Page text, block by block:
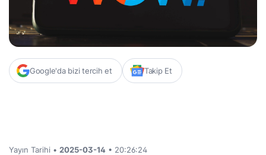
Google'da bizi tercih et Takip Et
Yayın Tarihi • 2025-03-14 • 20:26:24